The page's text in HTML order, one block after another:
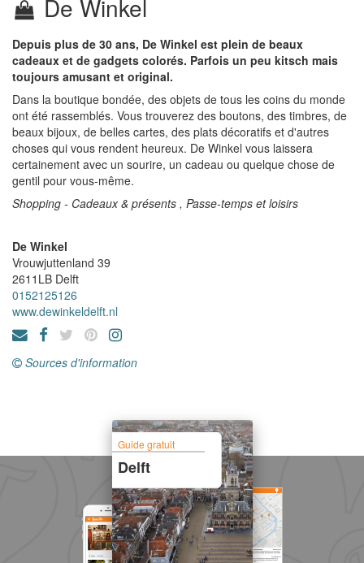
De Winkel
Depuis plus de 30 ans, De Winkel est plein de beaux
cadeaux et de gadgets colorés. Parfois un peu kitsch mais
toujours amusant et original.
Dans la boutique bondée, des objets de tous les coins du monde
ont été rassemblés. Vous trouverez des boutons, des timbres, de
beaux bijoux, de belles cartes, des plats décoratifs et d'autres
choses qui vous rendent heureux. De Winkel vous laissera
certainement avec un sourire, un cadeau ou quelque chose de
gentil pour vous-même.
Shopping - Cadeaux & présents , Passe-temps et loisirs
De Winkel
Vrouwjuttenland 39
2611LB Delft
0152125126
www.dewinkeldelft.nl
Sources d'information
Guide gratuit
Delft